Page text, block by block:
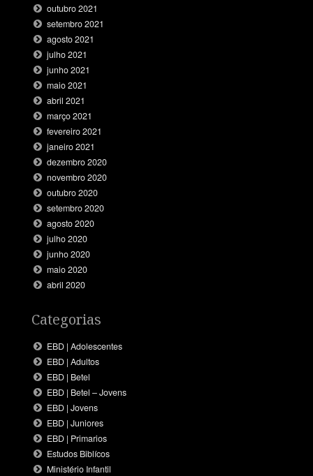
outubro 2021
setembro 2021
agosto 2021
julho 2021
junho 2021
maio 2021
abril 2021
março 2021
fevereiro 2021
janeiro 2021
dezembro 2020
novembro 2020
outubro 2020
setembro 2020
agosto 2020
julho 2020
junho 2020
maio 2020
abril 2020
Categorias
EBD | Adolescentes
EBD | Adultos
EBD | Betel
EBD | Betel – Jovens
EBD | Jovens
EBD | Juniores
EBD | Primarios
Estudos Biblícos
Ministério Infantil